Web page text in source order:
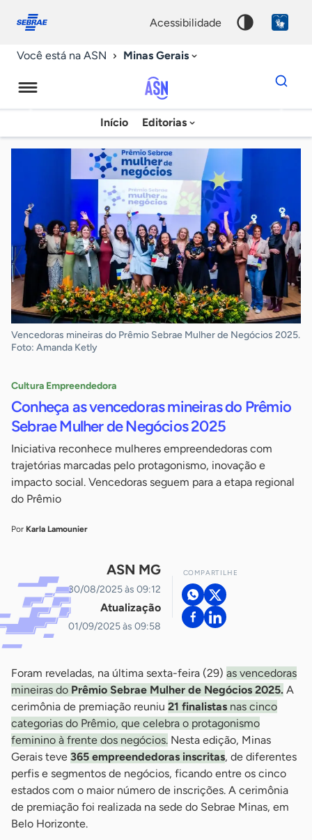
conosco
acessibilidade
Você está na ASN Minas Gerais
Agência
Sebrae
de
Notícias
Início Editorias
Dados
para
chave
Vencedoras mineiras do Prêmio Sebrae Mulher de Negócios 2025.
Foto: Amanda Ketly
Cultura Empreendedora
Conheça as vencedoras mineiras do Prêmio
Sebrae Mulher de Negócios 2025
Iniciativa reconhece mulheres empreendedoras com
trajetórias marcadas pelo protagonismo, inovação e
impacto social. Vencedoras seguem para a etapa regional
do Prêmio
Por Karla Lamounier
ASN MG
30/08/2025 às 09:12
Atualização
01/09/2025 às 09:58
COMPARTILHE
Foram reveladas, na última sexta-feira (29) as vencedoras
mineiras do Prêmio Sebrae Mulher de Negócios 2025. A
cerimônia de premiação reuniu 21 finalistas nas cinco
categorias do Prêmio, que celebra o protagonismo
feminino à frente dos negócios. Nesta edição, Minas
Gerais teve 365 empreendedoras inscritas, de diferentes
perfis e segmentos de negócios, ficando entre os cinco
estados com o maior número de inscrições. A cerimônia
de premiação foi realizada na sede do Sebrae Minas, em
Belo Horizonte.